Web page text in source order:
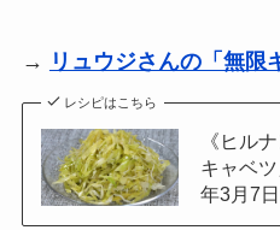
→ リュウジさんの「無限
レシピはこちら
《ヒル
キャベ
年3月7日